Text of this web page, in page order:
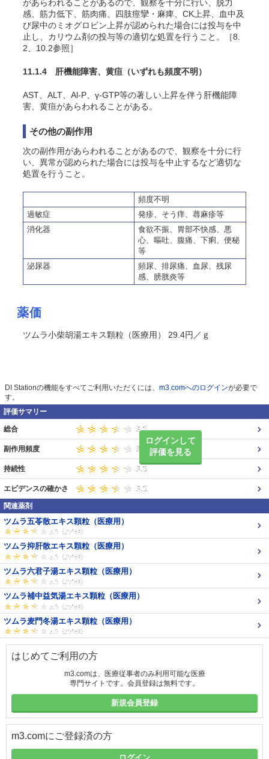
があらわれることがあるので、観察を十分に行い、脱力
感、筋力低下、筋肉痛、四肢痙攣・麻痺、CK上昇、血中及
び尿中のミオグロビン上昇が認められた場合には投与を中
止し、カリウム剤の投与等の適切な処置を行うこと。［8.
2、10.2参照］
11.1.4 肝機能障害、黄疸 （いずれも頻度不明）
AST、ALT、Al-P、γ-GTP等の著しい上昇を伴う肝機能障
害、黄疸があらわれることがある。
その他の副作用
次の副作用があらわれることがあるので、観察を十分に行
い、異常が認められた場合には投与を中止するなど適切な
処置を行うこと。
頻度不明
過敏症
発疹、 そう 痒、蕁麻疹等
消化器
食欲不振、胃部不快感、悪
心、嘔吐、腹痛、下痢、便秘
等
泌尿器
頻尿、排尿痛、血尿、残尿
感、膀胱炎等
薬価
ツムラ小柴胡湯エキス顆粒（医療用） 29.4円／ｇ
DI Stationの機能をすべてご利用いただくには、 m3.comへのログインが必要で
す。
評価サマリー
ログインして
評価を見る
総合
副作用頻度
持続性
エビデンスの確かさ
関連薬剤
ツムラ五苓散エキス顆粒（医療用）
ツムラ抑肝散エキス顆粒（医療用）
ツムラ六君子湯エキス顆粒（医療用）
ツムラ補中益気湯エキス顆粒（医療用）
ツムラ麦門冬湯エキス顆粒（医療用）
はじめてご利用の方
m3.comは、医療従事者のみ利用可能な医療
専門サイトです。会員登録は無料です。
新規会員登録
m3.comにご登録済の方